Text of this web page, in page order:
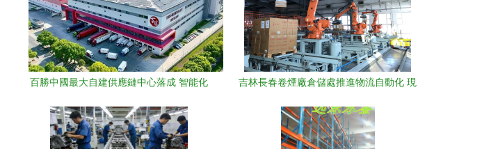
百勝中國最大自建供應鏈中心落成 智能化
吉林長春卷煙廠倉儲處推進物流自動化 現